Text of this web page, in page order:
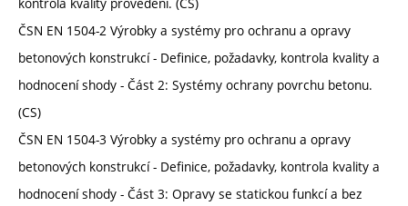
ČSN EN 1504-2 Výrobky a systémy pro ochranu a opravy
betonových konstrukcí - Definice, požadavky, kontrola kvality a
hodnocení shody - Část 2: Systémy ochrany povrchu betonu.
(CS)
ČSN EN 1504-3 Výrobky a systémy pro ochranu a opravy
betonových konstrukcí - Definice, požadavky, kontrola kvality a
hodnocení shody - Část 3: Opravy se statickou funkcí a bez